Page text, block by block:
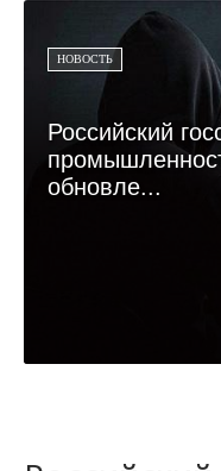
НОВОСТЬ
Российский
обновле...